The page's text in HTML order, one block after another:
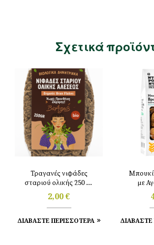
Σχετικά
Τραγανές νιφάδες
σταριού ολικής 250 gr
Βιοαγρός
2,00€
ΔΙΑΒΑΣΤΕ ΠΕΡΙΣΣΟΤΕΡΑ
με
200g
ΔΙΑΒΑΣΤΕ